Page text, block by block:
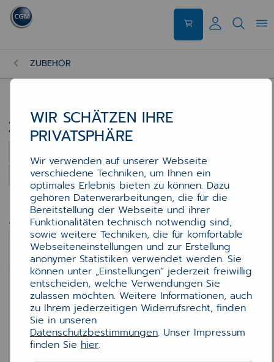
ZUBEHÖR
143 Artikel auf 4 Seiten
Zubehör 143 Artikel auf 4 Seiten
Artikel pro Seite
Angebote anzeigen für
Zubehör
Druckerzubehör
Papier
Ports, Kabel & Adapter
WIR SCHÄTZEN IHRE
PRIVATSPHÄRE
Wir verwenden auf unserer Webseite
verschiedene Techniken, um Ihnen ein
optimales Erlebnis bieten zu können. Dazu
gehören Datenverarbeitungen, die für die
Bereitstellung der Webseite und ihrer
Funktionalitäten technisch notwendig sind,
sowie weitere Techniken, die für komfortable
Webseiteneinstellungen und zur Erstellung
anonymer Statistiken verwendet werden. Sie
können unter „Einstellungen“ jederzeit freiwillig
entscheiden, welche Verwendungen Sie
zulassen möchten. Weitere Informationen, auch
zu Ihrem jederzeitigen Widerrufsrecht, finden
Sie in unseren
Datenschutzbestimmungen. Unser Impressum
finden Sie hier.